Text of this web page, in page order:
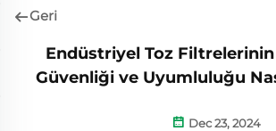
Geri
Endüstriyel Toz
Güvenliği ve Uyumluluğu
Dec 23, 2024